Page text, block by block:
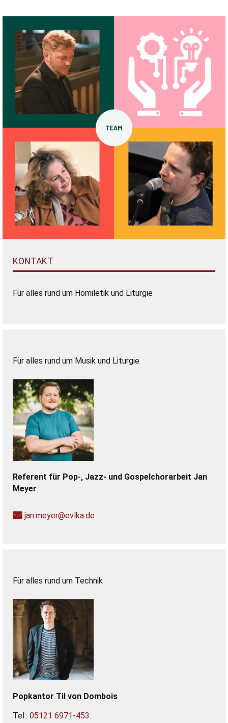
KONTAKT
Für alles rund um Homiletik und Liturgie
Für alles rund um Musik und Liturgie
Referent für Pop-, Jazz- und Gospelchorarbeit Jan
Meyer
jan.meyer@evlka.de
Für alles rund um Technik
Popkantor Til von Dombois
Tel.: 05121 6971-453